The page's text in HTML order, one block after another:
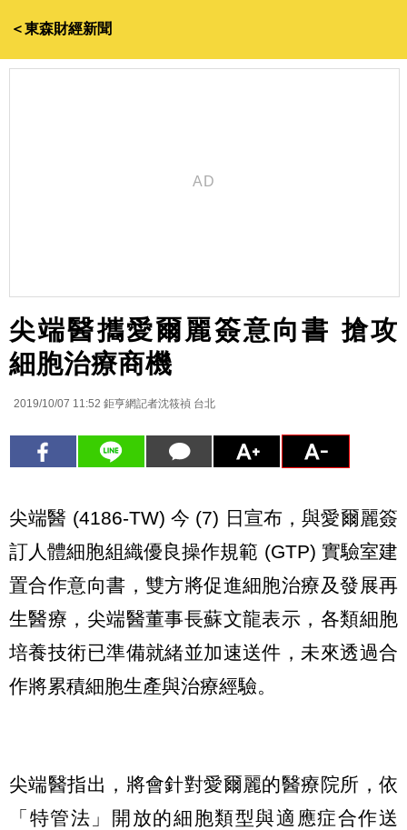
＜東森財經新聞
尖端醫攜愛爾麗簽意向書 搶攻
細胞治療商機
2019/10/07 11:52 鉅亨網記者沈筱禎 台北
尖端醫 (4186-TW) 今 (7) 日宣布，與愛爾麗簽
訂人體細胞組織優良操作規範 (GTP) 實驗室建
置合作意向書，雙方將促進細胞治療及發展再
生醫療，尖端醫董事長蘇文龍表示，各類細胞
培養技術已準備就緒並加速送件，未來透過合
作將累積細胞生產與治療經驗。
尖端醫指出，將會針對愛爾麗的醫療院所，依
「特管法」開放的細胞類型與適應症合作送